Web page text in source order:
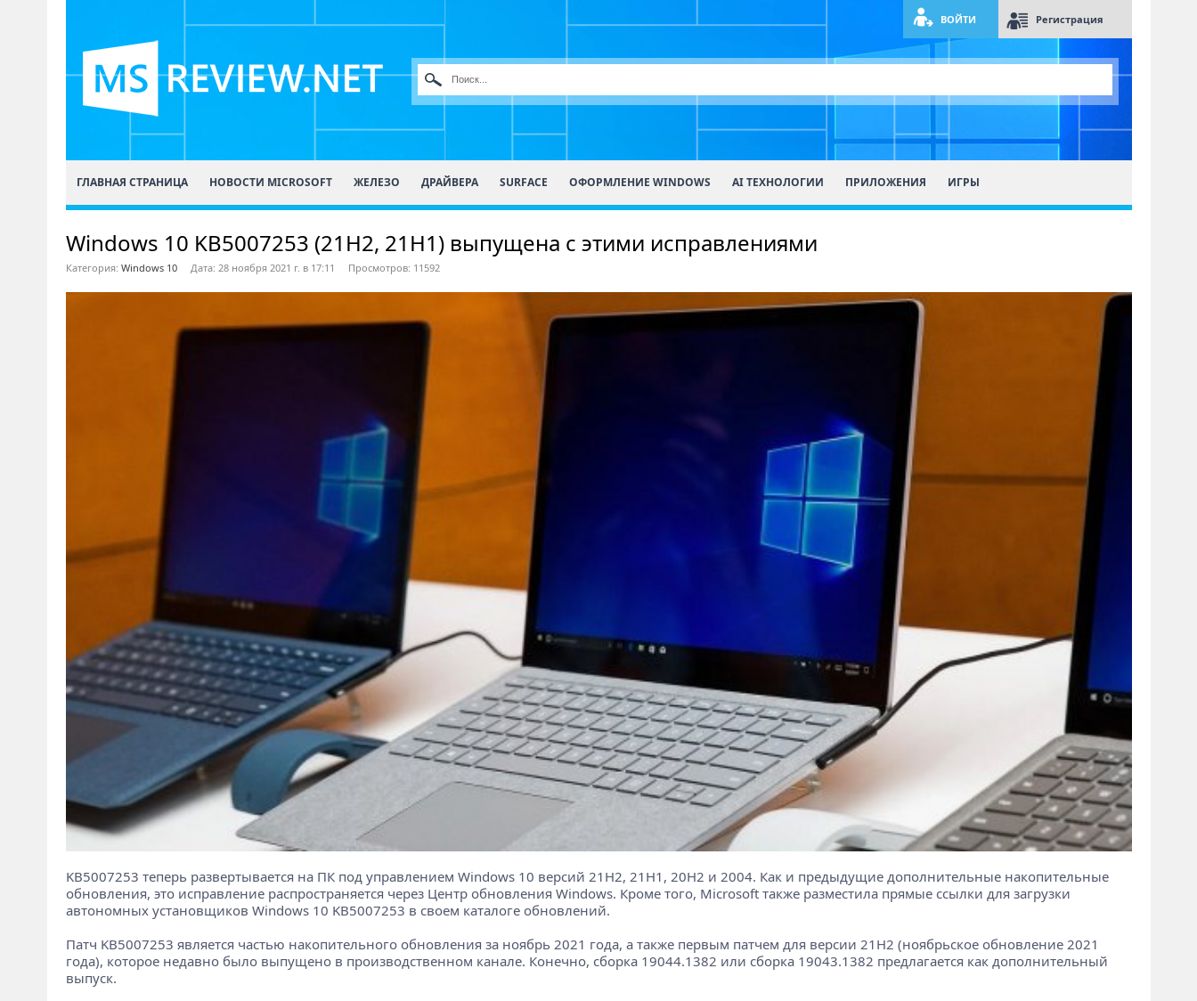
ВОЙТИ Регистрация
ГЛАВНАЯ СТРАНИЦА НОВОСТИ MICROSOFT ЖЕЛЕЗО ДРАЙВЕРА SURFACE ОФОРМЛЕНИЕ WINDOWS AI ТЕХНОЛОГИИ ПРИЛОЖЕНИЯ ИГРЫ
Windows 10 KB5007253 (21H2, 21H1) выпущена с этими исправлениями
Категория: Windows 10 Дата: 28 ноября 2021 г. в 17:11 Просмотров: 11592
KB5007253 теперь развертывается на ПК под управлением Windows 10 версий 21H2, 21H1, 20H2 и 2004. Как и предыдущие дополнительные накопительные
обновления, это исправление распространяется через Центр обновления Windows. Кроме того, Microsoft также разместила прямые ссылки для загрузки
автономных установщиков Windows 10 KB5007253 в своем каталоге обновлений.
Патч KB5007253 является частью накопительного обновления за ноябрь 2021 года, а также первым патчем для версии 21H2 (ноябрьское обновление 2021
года), которое недавно было выпущено в производственном канале. Конечно, сборка 19044.1382 или сборка 19043.1382 предлагается как дополнительный
выпуск.